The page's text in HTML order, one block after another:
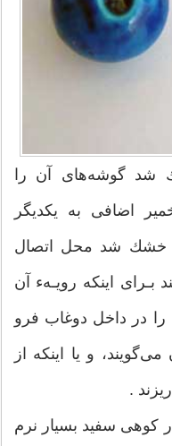
شد گوشه‌های آن را
اضافی به یكدیگر
خشك شد محل اتصال
بـرای اینكه رویـهء آن
در داخل دوغاب فرو
و یا اینكه از
.
شامل 90 درصد در كوهی سفید بسیار نرم